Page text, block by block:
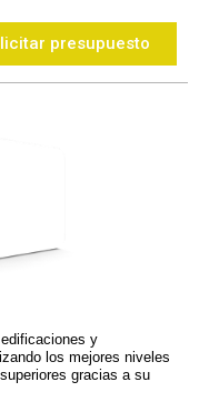
presupuesto
y
los mejores niveles
gracias a su